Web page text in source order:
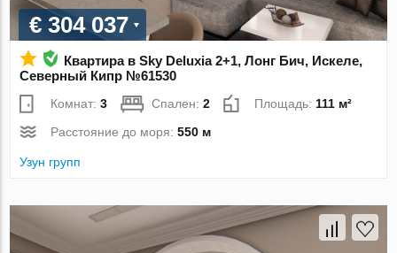
€ 304 037
Квартира в Sky Deluxia 2+1, Лонг Бич, Искеле,
Северный Кипр №61530
Комнат:3 Спален:2 Площадь:111 м²
Расстояние до моря:550 м
Узун групп